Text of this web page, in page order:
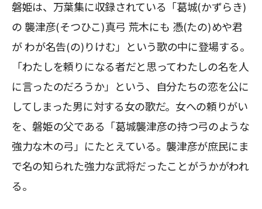
磐姫は、万葉集に収録されている「葛城(かずらき)
の 襲津彦(そつひこ)真弓 荒木にも 憑(たの)めや君
が わが名告(の)りけむ」という歌の中に登場する。
「わたしを頼りになる者だと思ってわたしの名を人
に言ったのだろうか」という、自分たちの恋を公に
してしまった男に対する女の歌だ。女への頼りがい
を、磐姫の父である「葛城襲津彦の持つ弓のような
強力な木の弓」にたとえている。襲津彦が庶民にま
で名の知られた強力な武将だったことがうかがわれ
る。